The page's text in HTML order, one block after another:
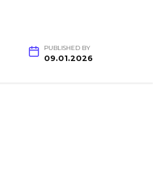
PUBLISHED BY
09.01.2026